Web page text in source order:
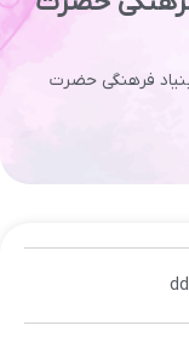
فرهنگی حضرت